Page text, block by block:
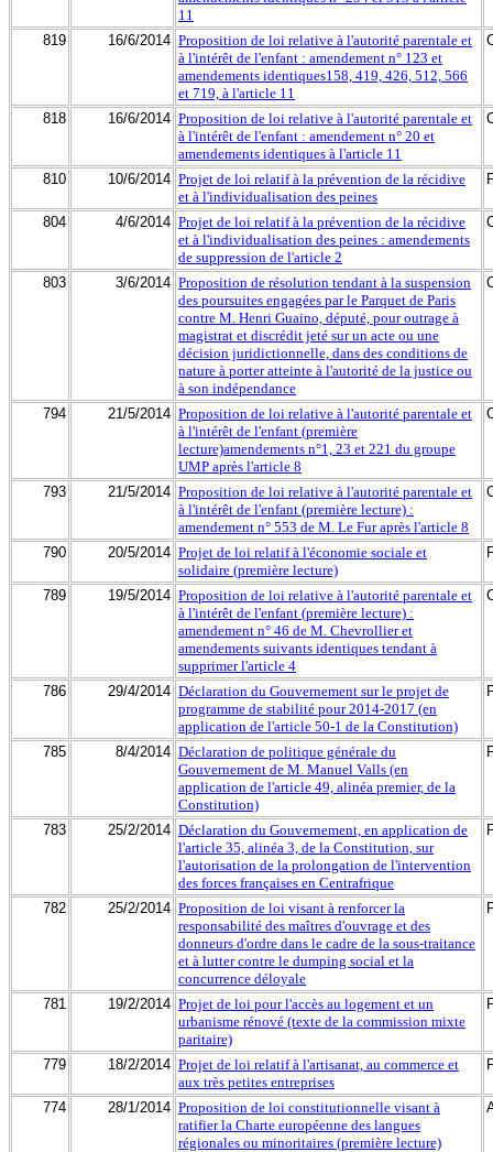
11
819
16/6/2014 Proposition de loi relative à l'autorité parentale et
à l'intérêt de l'enfant : amendement n° 123 et
amendements identiques158, 419, 426, 512, 566
et 719, à l'article 11
818 16/6/2014 Proposition de loi relative à l'autorité parentale et
à l'intérêt de l'enfant : amendement n° 20 et
amendements identiques à l'article 11
810 10/6/2014 Projet de loi relatif à la prévention de la récidive
et à l'individualisation des peines
804 4/6/2014 Projet de loi relatif à la prévention de la récidive
et à l'individualisation des peines : amendements
de suppression de l'article 2
803 3/6/2014 Proposition de résolution tendant à la suspension
des poursuites engagées par le Parquet de Paris
contre M. Henri Guaino, député, pour outrage à
magistrat et discrédit jeté sur un acte ou une
décision juridictionnelle, dans des conditions de
nature à porter atteinte à l'autorité de la justice ou
à son indépendance
794 21/5/2014 Proposition de loi relative à l'autorité parentale et
à l'intérêt de l'enfant (première
lecture)amendements n°1, 23 et 221 du groupe
UMP après l'article 8
793 21/5/2014 Proposition de loi relative à l'autorité parentale et
à l'intérêt de l'enfant (première lecture) :
amendement n° 553 de M. Le Fur après l'article 8
790 20/5/2014 Projet de loi relatif à l'économie sociale et
solidaire (première lecture)
789 19/5/2014 Proposition de loi relative à l'autorité parentale et
à l'intérêt de l'enfant (première lecture) :
amendement n° 46 de M. Chevrollier et
amendements suivants identiques tendant à
supprimer l'article 4
786 29/4/2014 Déclaration du Gouvernement sur le projet de
programme de stabilité pour 2014-2017 (en
application de l'article 50-1 de la Constitution)
785 8/4/2014 Déclaration de politique générale du
Gouvernement de M. Manuel Valls (en
application de l'article 49, alinéa premier, de la
Constitution)
783 25/2/2014 Déclaration du Gouvernement, en application de
l'article 35, alinéa 3, de la Constitution, sur
l'autorisation de la prolongation de l'intervention
des forces françaises en Centrafrique
782 25/2/2014 Proposition de loi visant à renforcer la
responsabilité des maîtres d'ouvrage et des
donneurs d'ordre dans le cadre de la sous-traitance
et à lutter contre le dumping social et la
concurrence déloyale
781 19/2/2014 Projet de loi pour l'accès au logement et un
urbanisme rénové (texte de la commission mixte
paritaire)
779 18/2/2014 Projet de loi relatif à l'artisanat, au commerce et
aux très petites entreprises
774 28/1/2014 Proposition de loi constitutionnelle visant à
ratifier la Charte européenne des langues
régionales ou minoritaires (première lecture)